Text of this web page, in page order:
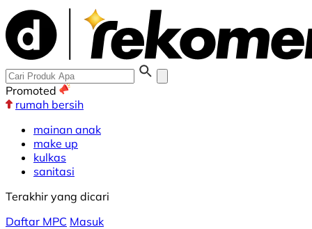
Promoted
rumah bersih
mainan anak
make up
kulkas
sanitasi
Terakhir yang dicari
Daftar MPC Masuk